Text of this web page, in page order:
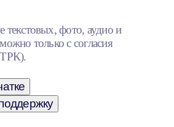
текстовых, фото, аудио и
только с согласия